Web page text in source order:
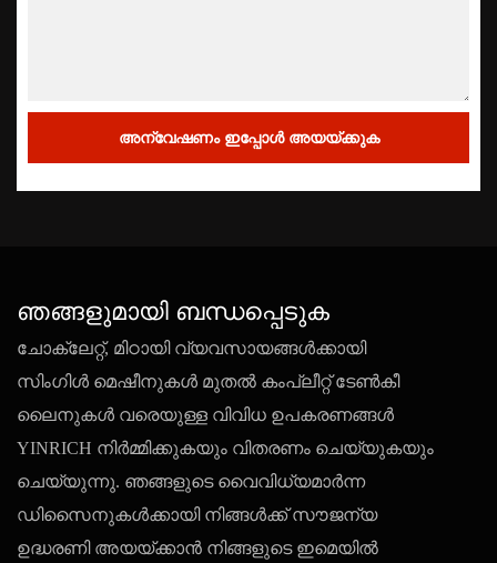
അന്വേഷണം ഇപ്പോൾ അയയ്ക്കുക
ഞങ്ങളുമായി ബന്ധപ്പെടുക
ചോക്ലേറ്റ്, മിഠായി വ്യവസായങ്ങൾക്കായി
സിംഗിൾ മെഷീനുകൾ മുതൽ കംപ്ലീറ്റ് ടേൺകീ
ലൈനുകൾ വരെയുള്ള വിവിധ ഉപകരണങ്ങൾ
YINRICH നിർമ്മിക്കുകയും വിതരണം ചെയ്യുകയും
ചെയ്യുന്നു. ഞങ്ങളുടെ വൈവിധ്യമാർന്ന
ഡിസൈനുകൾക്കായി നിങ്ങൾക്ക് സൗജന്യ
ഉദ്ധരണി അയയ്ക്കാൻ നിങ്ങളുടെ ഇമെയിൽ